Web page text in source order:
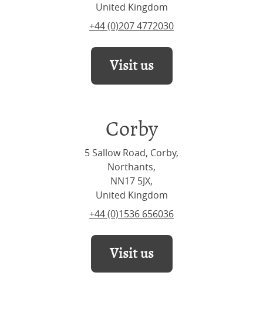
United Kingdom
+44 (0)207 4772030
Visit us
Corby
5 Sallow Road, Corby,
Northants,
NN17 5JX,
United Kingdom
+44 (0)1536 656036
Visit us